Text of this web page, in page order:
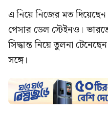
এ নিয়ে নিজের মত
পেসার ডেল স্টেইনও।
সিদ্ধান্ত নিয়ে তুলনা
সঙ্গে।